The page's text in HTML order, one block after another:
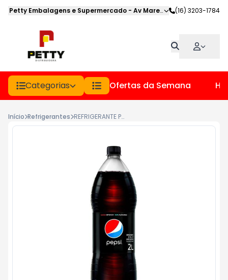
Petty Embalagens e Supermercado - Av Marechal Deodoro,
(16) 3203-1784
Categorias Ofertas da Semana
Início Refrigerantes REFRIGERANTE PEPSI BLACK PET 2LT